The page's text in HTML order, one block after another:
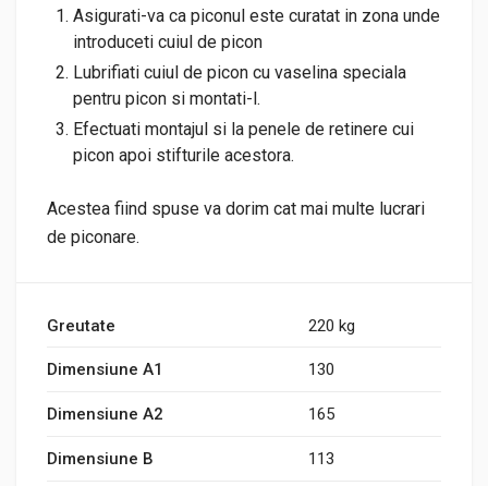
Asigurati-va ca piconul este curatat in zona unde
introduceti cuiul de picon
Lubrifiati cuiul de picon cu vaselina speciala
pentru picon si montati-l.
Efectuati montajul si la penele de retinere cui
picon apoi stifturile acestora.
Acestea fiind spuse va dorim cat mai multe lucrari
de piconare.
Greutate 220 kg
Dimensiune A1 130
Dimensiune A2 165
Dimensiune B 113